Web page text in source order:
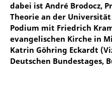
dabei ist André Brodocz,
Theorie an der
Podium mit Friedrich
evangelischen Kirche in
Katrin Göhring Eckardt
Deutschen Bundestages,